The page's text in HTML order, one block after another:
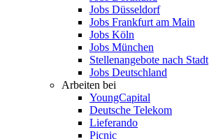
Jobs Düsseldorf
Jobs Frankfurt am Main
Jobs Köln
Jobs München
Stellenangebote nach Stadt
Jobs Deutschland
Arbeiten bei
YoungCapital
Deutsche Telekom
Lieferando
Picnic